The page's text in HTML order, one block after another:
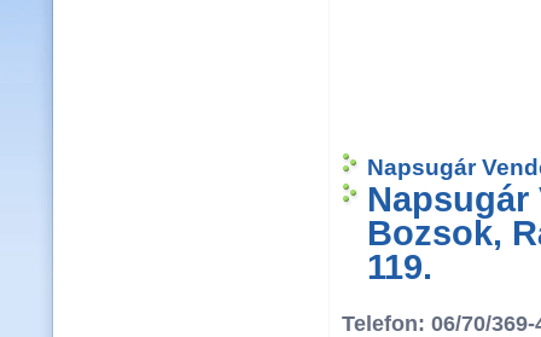
Napsugár
Napsugár
Bozsok,
119.
Telefon: 06/70/369-